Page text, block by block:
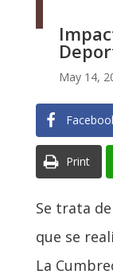
May 14,
Print
Se trata
que se
La